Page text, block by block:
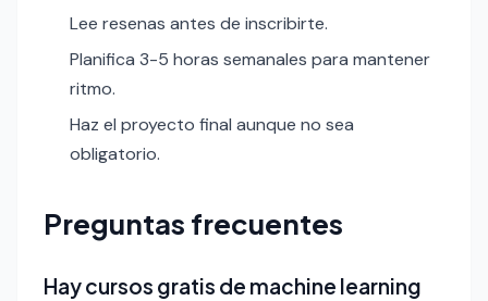
Lee resenas antes de inscribirte.
Planifica 3-5 horas semanales para mantener
ritmo.
Haz el proyecto final aunque no sea
obligatorio.
Preguntas frecuentes
Hay cursos gratis de machine learning